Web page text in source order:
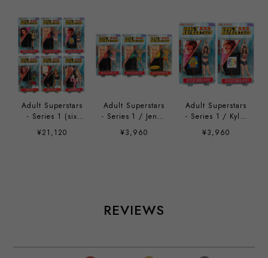
Adult Superstars
- Series 1 (six
figures set)
¥21,120
Adult Superstars
- Series 1 / Jenna
Jameson
¥3,960
Adult Superstars
- Series 1 / Kylie
Ireland
¥3,960
REVIEWS